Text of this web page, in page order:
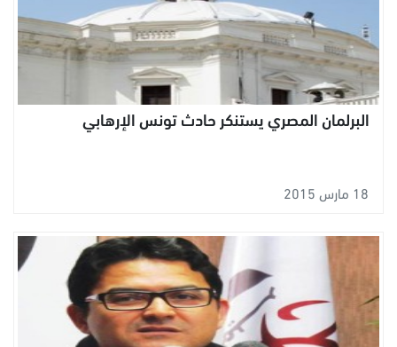
البرلمان المصري يستنكر حادث تونس الإرهابي
18 مارس 2015